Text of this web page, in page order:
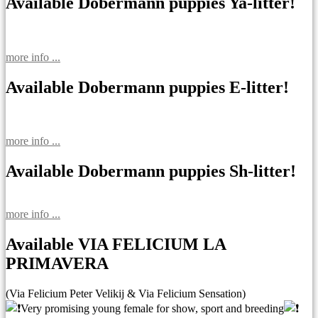
more info ...
Available Dobermann puppies E-litter!
more info ...
Available Dobermann puppies Sh-litter!
more info ...
Available VIA FELICIUM LA
PRIMAVERA
(Via Felicium Peter Velikij & Via Felicium Sensation)
Very promising young female for show, sport and breeding